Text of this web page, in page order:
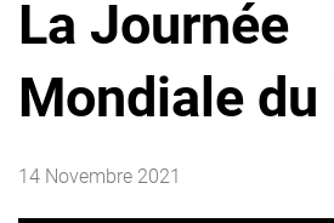
La Journée
Mondiale du
14 Novembre 2021